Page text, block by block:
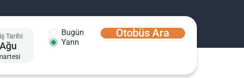
Tarihi
Ağu
Bugün
Yarın
Otobüs Ara